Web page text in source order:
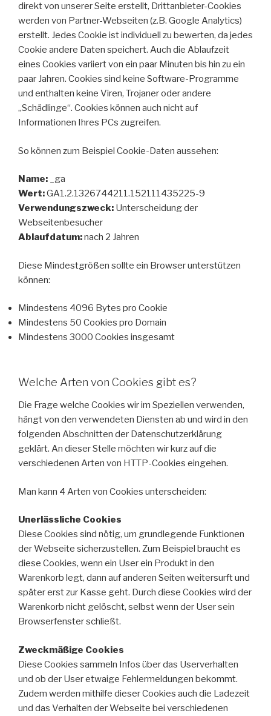
direkt von unserer Seite erstellt, Drittanbieter-Cookies
werden von Partner-Webseiten (z.B. Google Analytics)
erstellt. Jedes Cookie ist individuell zu bewerten, da jedes
Cookie andere Daten speichert. Auch die Ablaufzeit
eines Cookies variiert von ein paar Minuten bis hin zu ein
paar Jahren. Cookies sind keine Software-Programme
und enthalten keine Viren, Trojaner oder andere
„Schädlinge“. Cookies können auch nicht auf
Informationen Ihres PCs zugreifen.
So können zum Beispiel Cookie-Daten aussehen:
Name: _ga
Wert:GA1.2.1326744211.152111435225-9
Verwendungszweck: Unterscheidung der
Webseitenbesucher
Ablaufdatum:nach 2 Jahren
Diese Mindestgrößen sollte ein Browser unterstützen
können:
Mindestens 4096 Bytes pro Cookie
Mindestens 50 Cookies pro Domain
Mindestens 3000 Cookies insgesamt
Welche Arten von Cookies gibt es?
Die Frage welche Cookies wir im Speziellen verwenden,
hängt von den verwendeten Diensten ab und wird in den
folgenden Abschnitten der Datenschutzerklärung
geklärt. An dieser Stelle möchten wir kurz auf die
verschiedenen Arten von HTTP-Cookies eingehen.
Man kann 4 Arten von Cookies unterscheiden:
Unerlässliche Cookies
Diese Cookies sind nötig, um grundlegende Funktionen
der Webseite sicherzustellen. Zum Beispiel braucht es
diese Cookies, wenn ein User ein Produkt in den
Warenkorb legt, dann auf anderen Seiten weitersurft und
später erst zur Kasse geht. Durch diese Cookies wird der
Warenkorb nicht gelöscht, selbst wenn der User sein
Browserfenster schließt.
Zweckmäßige Cookies
Diese Cookies sammeln Infos über das Userverhalten
und ob der User etwaige Fehlermeldungen bekommt.
Zudem werden mithilfe dieser Cookies auch die Ladezeit
und das Verhalten der Webseite bei verschiedenen